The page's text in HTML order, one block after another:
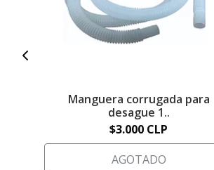
Manguera corrugada para
desague 1..
$3.000 CLP
AGOTADO